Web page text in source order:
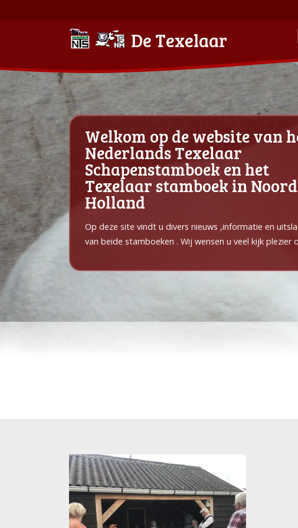
De Texelaar
Welkom op de website van
Nederlands Texelaar
Schapenstamboek en het
Texelaar stamboek in Noord
Holland
Op deze site vindt u divers nieuws ,informatie en
van beide stamboeken . Wij wensen u veel kijk plezier